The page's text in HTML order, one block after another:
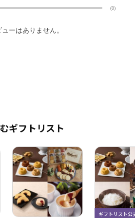
(0)
ューはありません。
ギフトリスト
ギフトリスト公